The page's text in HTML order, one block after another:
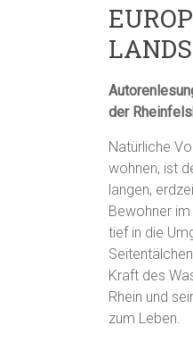
der
Natürliche
wohnen, ist
langen,
Bewohner im
tief in die
Kraft des
Rhein und
zum Leben.